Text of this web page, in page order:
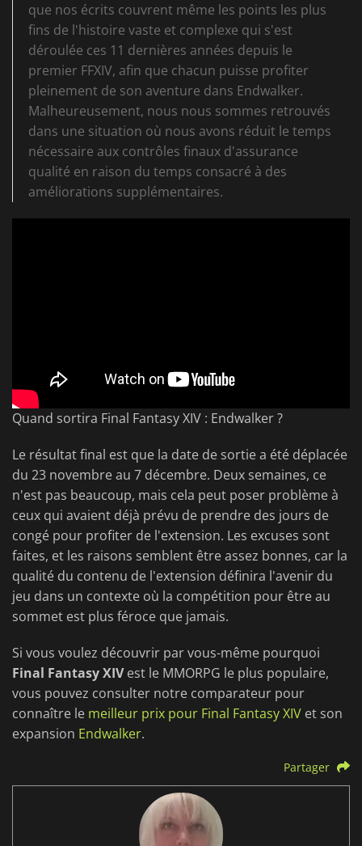
que nos écrits couvrent même les points les plus
fins de l'histoire vaste et complexe qui s'est
déroulée ces 11 dernières années depuis le
premier FFXIV, afin que chacun puisse profiter
pleinement de son aventure dans Endwalker.
Malheureusement, nous nous sommes retrouvés
dans une situation où nous avons réduit le temps
nécessaire aux contrôles finaux d'assurance
qualité en raison du temps consacré à des
améliorations supplémentaires.
Quand sortira Final Fantasy XIV : Endwalker ?
Le résultat final est que la date de sortie a été déplacée
du 23 novembre au 7 décembre. Deux semaines, ce
n'est pas beaucoup, mais cela peut poser problème à
ceux qui avaient déjà prévu de prendre des jours de
congé pour profiter de l'extension. Les excuses sont
faites, et les raisons semblent être assez bonnes, car la
qualité du contenu de l'extension définira l'avenir du
jeu dans un contexte où la compétition pour être au
sommet est plus féroce que jamais.
Si vous voulez découvrir par vous-même pourquoi
Final Fantasy XIVest le MMORPG le plus populaire,
vous pouvez consulter notre comparateur pour
connaître le meilleur prix pour Final Fantasy XIV et son
expansion Endwalker.
Partager